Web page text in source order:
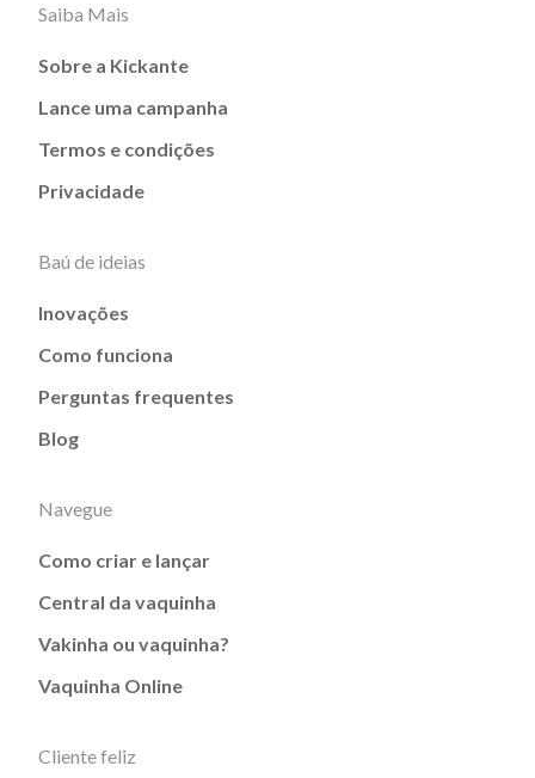
Saiba Mais
Sobre a Kickante
Lance uma campanha
Termos e condições
Privacidade
Baú de ideias
Inovações
Como funciona
Perguntas frequentes
Blog
Navegue
Como criar e lançar
Central da vaquinha
Vakinha ou vaquinha?
Vaquinha Online
Cliente feliz